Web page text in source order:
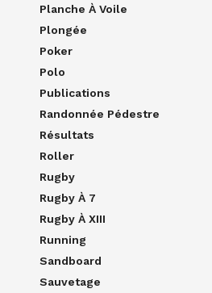
Planche À Voile
Plongée
Poker
Polo
Publications
Randonnée Pédestre
Résultats
Roller
Rugby
Rugby À 7
Rugby À XIII
Running
Sandboard
Sauvetage